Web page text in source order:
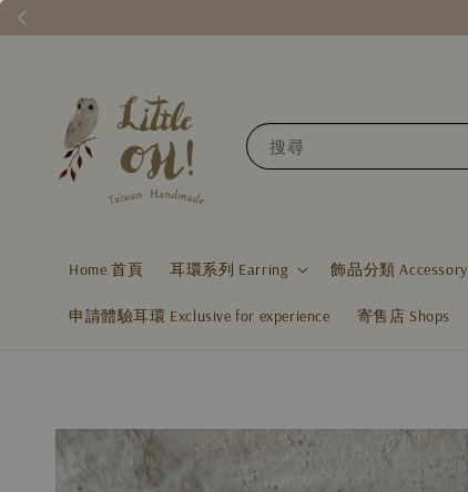
搜尋
Home 首頁 耳環系列 Earring 飾品分類 Accessory
申請體驗耳環 Exclusive for experience 寄售店 Shops